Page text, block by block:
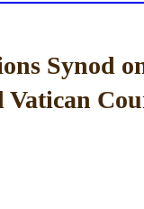
Synod
Vatican